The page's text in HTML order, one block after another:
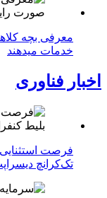
معرفی بچه
خدمات میدهند
اخبار فناوری
تک‌کرانچ دیسراپت